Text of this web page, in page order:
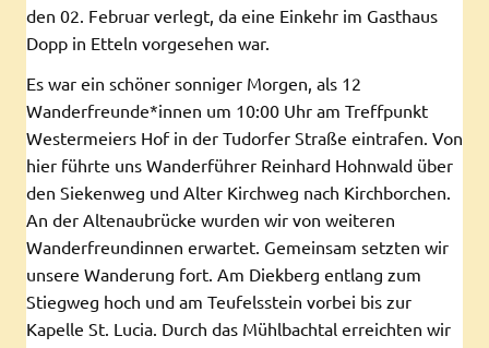
den 02. Februar verlegt, da eine Einkehr im Gasthaus
Dopp in Etteln vorgesehen war.
Es war ein schöner sonniger Morgen, als 12
Wanderfreunde*innen um 10:00 Uhr am Treffpunkt
Westermeiers Hof in der Tudorfer Straße eintrafen. Von
hier führte uns Wanderführer Reinhard Hohnwald über
den Siekenweg und Alter Kirchweg nach Kirchborchen.
An der Altenaubrücke wurden wir von weiteren
Wanderfreundinnen erwartet. Gemeinsam setzten wir
unsere Wanderung fort. Am Diekberg entlang zum
Stiegweg hoch und am Teufelsstein vorbei bis zur
Kapelle St. Lucia. Durch das Mühlbachtal erreichten wir